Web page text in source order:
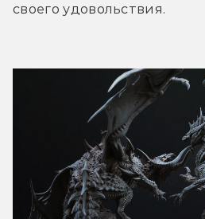
своего удовольствия.